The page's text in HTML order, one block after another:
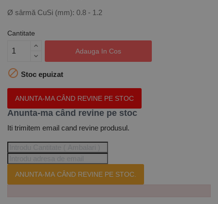
Ø sârmă CuSi (mm): 0.8 - 1.2
Cantitate
Adauga In Cos
 Stoc epuizat
ANUNTA-MA CÂND REVINE PE STOC
Anunta-ma când revine pe stoc
Iti trimitem email cand revine produsul.
ANUNTA-MA CÂND REVINE PE STOC.